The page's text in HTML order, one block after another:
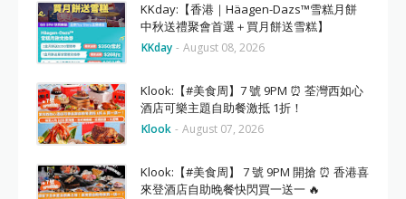
KKday:【香港｜Häagen-Dazs™雪糕月餅
中秋送禮聚會首選＋買月餅送雪糕】
KKday - August 08, 2026
Klook:【#美食周】7 號 9PM ⏰ 荃灣西如心
酒店可樂主題自助餐激抵 1折！
Klook - August 07, 2026
Klook:【#美食周】 7 號 9PM 開搶 ⏰ 香港喜
來登酒店自助晚餐快閃買一送一 🔥